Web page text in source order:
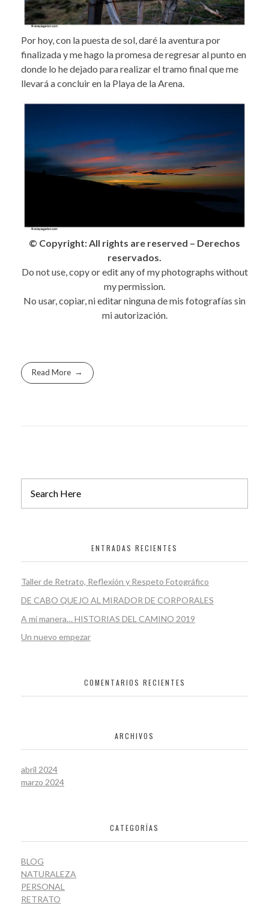
Por hoy, con la puesta de sol, daré la aventura por
finalizada y me hago la promesa de regresar al punto en
donde lo he dejado para realizar el tramo final que me
llevará a concluir en la Playa de la Arena.
© Copyright: All rights are reserved – Derechos
reservados.
Do not use, copy or edit any of my photographs without
my permission.
No usar, copiar, ni editar ninguna de mis fotografías sin
mi autorización.
Read More
ENTRADAS RECIENTES
Taller de Retrato, Reflexión y Respeto Fotográfico
DE CABO QUEJO AL MIRADOR DE CORPORALES
A mí manera… HISTORIAS DEL CAMINO 2019
Un nuevo empezar
COMENTARIOS RECIENTES
ARCHIVOS
abril 2024
marzo 2024
CATEGORÍAS
BLOG
NATURALEZA
PERSONAL
RETRATO